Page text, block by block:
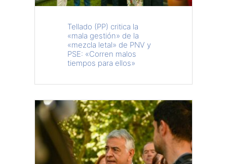
Tellado (PP) critica la
«mala gestión» de la
«mezcla letal» de PNV y
PSE: «Corren malos
tiempos para ellos»